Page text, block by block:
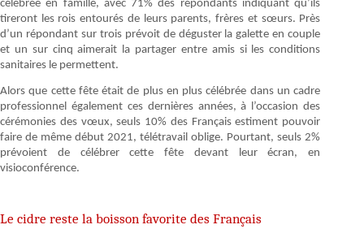
célébrée en famille, avec 71% des répondants indiquant qu’ils
tireront les rois entourés de leurs parents, frères et sœurs. Près
d’un répondant sur trois prévoit de déguster la galette en couple
et un sur cinq aimerait la partager entre amis si les conditions
sanitaires le permettent.
Alors que cette fête était de plus en plus célébrée dans un cadre
professionnel également ces dernières années, à l’occasion des
cérémonies des vœux, seuls 10% des Français estiment pouvoir
faire de même début 2021, télétravail oblige. Pourtant, seuls 2%
prévoient de célébrer cette fête devant leur écran, en
visioconférence.
Le cidre reste la boisson favorite des Français